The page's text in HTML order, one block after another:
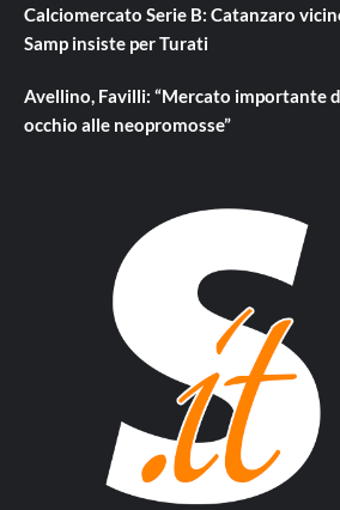
Calciomercato Serie B: Catanzaro
Samp insiste per Turati
Avellino, Favilli: “Mercato importante
occhio alle neopromosse”